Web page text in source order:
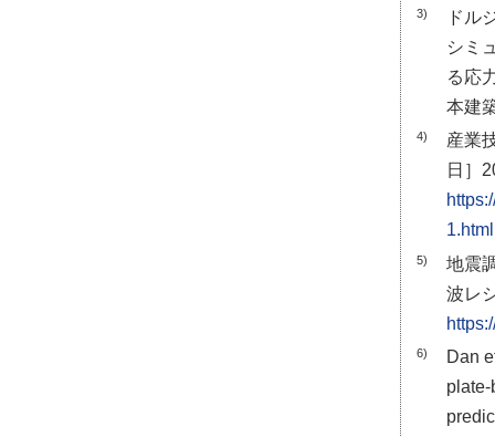
3)
ドル
シミ
る応
本建
4)
産業
日］
1.html
5)
地震
波レ
6)
Dan